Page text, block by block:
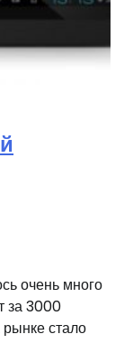
очень много
за 3000
стало